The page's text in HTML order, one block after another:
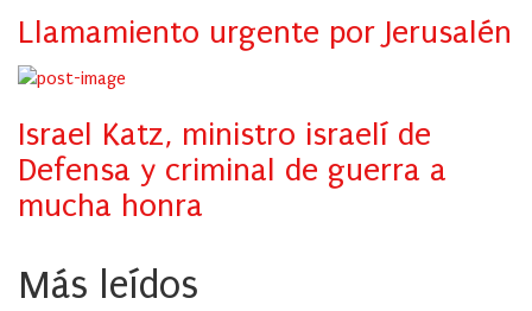
Llamamiento urgente por Jerusalén
Israel Katz, ministro israelí de
Defensa y criminal de guerra a
mucha honra
Más leídos